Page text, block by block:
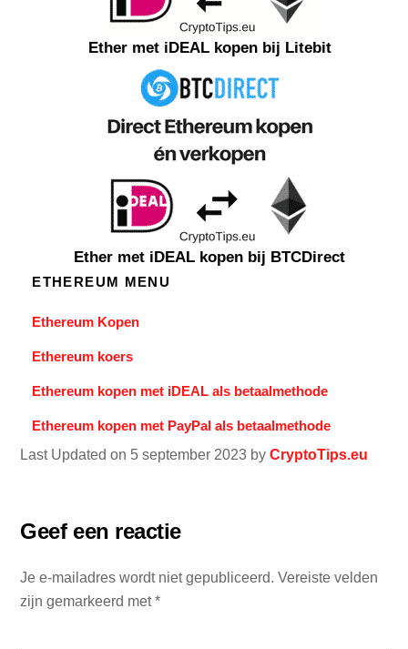
Last Updated on 5 september 2023 byCryptoTips.eu
Ether met iDEAL kopen bij Litebit
Ether met iDEAL kopen bij BTCDirect
ETHEREUM MENU
Ethereum Kopen
Ethereum koers
Ethereum kopen met iDEAL als betaalmethode
Ethereum kopen met PayPal als betaalmethode
Geef een reactie
Je e-mailadres wordt niet gepubliceerd. Vereiste velden
zijn gemarkeerd met*